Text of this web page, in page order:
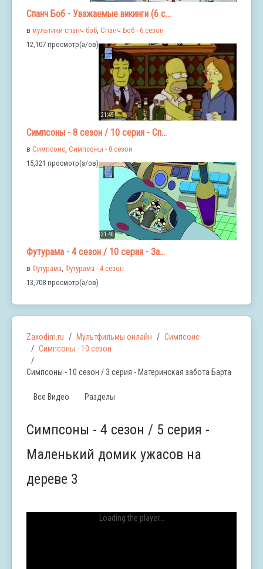
Спанч Боб - Уважаемые викинги (6 с...
в мультики спанч боб Спанч Боб - 6 сезон
12,107 просмотр(а/ов)
21:49
Симпсоны - 8 сезон / 10 серия - Сп...
в Симпсонс, Симпсоны - 8 сезон
15,321 просмотр(а/ов)
21:40
Футурама - 4 сезон / 10 серия - За...
в Футурама Футурама - 4 сезон
13,708 просмотр(а/ов)
Zaxodim.ru Мультфильмы онлайн
Симпсонс
Симпсоны - 10 сезон
Симпсоны - 10 сезон / 3 серия - Материнская забота Барта
Все Видео Разделы
Симпсоны - 4 сезон / 5 серия -
Маленький домик ужасов на
дереве 3
Loading the player...